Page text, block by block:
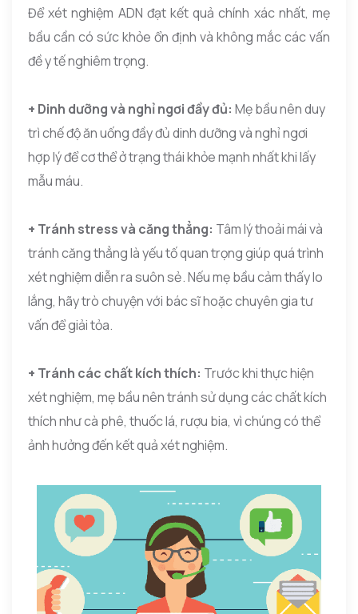
Để xét nghiệm ADN đạt kết quả chính xác nhất, mẹ
bầu cần có sức khỏe ổn định và không mắc các vấn
đề y tế nghiêm trọng.
+ Dinh dưỡng và nghỉ ngơi đầy đủ: Mẹ bầu nên duy
trì chế độ ăn uống đầy đủ dinh dưỡng và nghỉ ngơi
hợp lý để cơ thể ở trạng thái khỏe mạnh nhất khi lấy
mẫu máu.
+ Tránh stress và căng thẳng: Tâm lý thoải mái và
tránh căng thẳng là yếu tố quan trọng giúp quá trình
xét nghiệm diễn ra suôn sẻ. Nếu mẹ bầu cảm thấy lo
lắng, hãy trò chuyện với bác sĩ hoặc chuyên gia tư
vấn để giải tỏa.
+ Tránh các chất kích thích: Trước khi thực hiện
xét nghiệm, mẹ bầu nên tránh sử dụng các chất kích
thích như cà phê, thuốc lá, rượu bia, vì chúng có thể
ảnh hưởng đến kết quả xét nghiệm.